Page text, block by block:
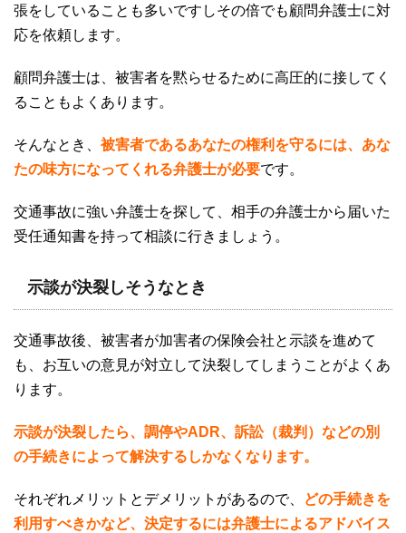
張をしていることも多いですしその倍でも顧問弁護士に対
応を依頼します。
顧問弁護士は、被害者を黙らせるために高圧的に接してく
ることもよくあります。
そんなとき、 被害者であるあなたの権利を守るには、あな
たの味方になってくれる弁護士が必要です。
交通事故に強い弁護士を探して、相手の弁護士から届いた
受任通知書を持って相談に行きましょう。
示談が決裂しそうなとき
交通事故後、被害者が加害者の保険会社と示談を進めて
も、お互いの意見が対立して決裂してしまうことがよくあ
ります。
示談が決裂したら、調停やADR、訴訟（裁判）などの別
の手続きによって解決するしかなくなります。
それぞれメリットとデメリットがあるので、
どの手続きを
利用すべきかなど、決定するには弁護士によるアドバイス